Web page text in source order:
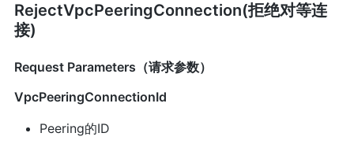
RejectVpcPeeringConnection(拒绝对等连
接)
Request Parameters（请求参数）
VpcPeeringConnectionId
Peering的ID